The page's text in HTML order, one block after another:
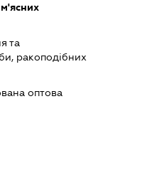
та
ракоподібних
оптова